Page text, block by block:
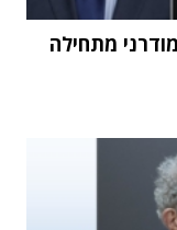
מתחילה